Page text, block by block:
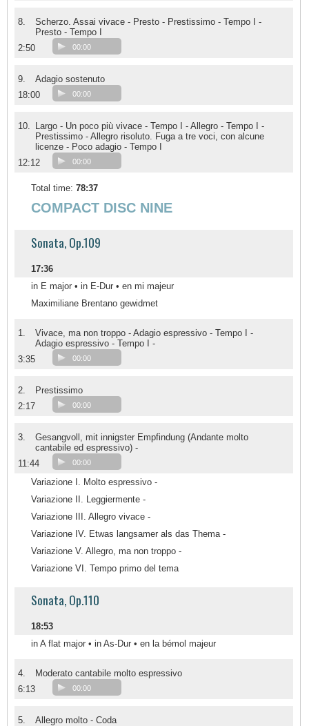
8.
Scherzo. Assai vivace - Presto - Prestissimo - Tempo I -
Presto - Tempo I
2:50
00:00
9.
Adagio sostenuto
18:00
00:00
10.
Largo - Un poco più vivace - Tempo I - Allegro - Tempo I -
Prestissimo - Allegro risoluto. Fuga a tre voci, con alcune
licenze - Poco adagio - Tempo I
12:12
00:00
Total time: 78:37
COMPACT DISC NINE
Sonata, Op.109
17:36
in E major • in E-Dur • en mi majeur
Maximiliane Brentano gewidmet
1.
Vivace, ma non troppo - Adagio espressivo - Tempo I -
Adagio espressivo - Tempo I -
3:35
00:00
2.
Prestissimo
2:17
00:00
3.
Gesangvoll, mit innigster Empfindung (Andante molto
cantabile ed espressivo) -
11:44
00:00
Variazione I. Molto espressivo -
Variazione II. Leggiermente -
Variazione III. Allegro vivace -
Variazione IV. Etwas langsamer als das Thema -
Variazione V. Allegro, ma non troppo -
Variazione VI. Tempo primo del tema
Sonata, Op.110
18:53
in A flat major • in As-Dur • en la bémol majeur
4.
Moderato cantabile molto espressivo
6:13
00:00
5.
Allegro molto - Coda